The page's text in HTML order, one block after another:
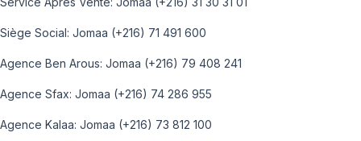
Siège Social: Jomaa (+216) 71 491 600
Agence Ben Arous: Jomaa (+216) 79 408 241
Agence Sfax: Jomaa (+216) 74 286 955
Agence Kalaa: Jomaa (+216) 73 812 100